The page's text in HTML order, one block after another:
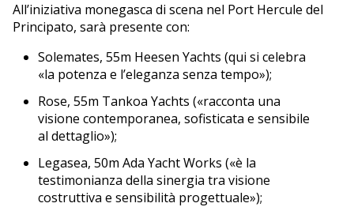
All’iniziativa monegasca di scena nel Port Hercule del
Principato, sarà presente con:
Solemates, 55m Heesen Yachts (qui si celebra
«la potenza e l’eleganza senza tempo»);
Rose, 55m Tankoa Yachts («racconta una
visione contemporanea, sofisticata e sensibile
al dettaglio»);
Legasea, 50m Ada Yacht Works («è la
testimonianza della sinergia tra visione
costruttiva e sensibilità progettuale»);